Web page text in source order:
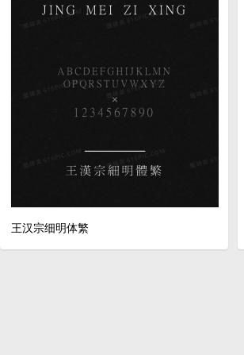
王汉宗细明体繁